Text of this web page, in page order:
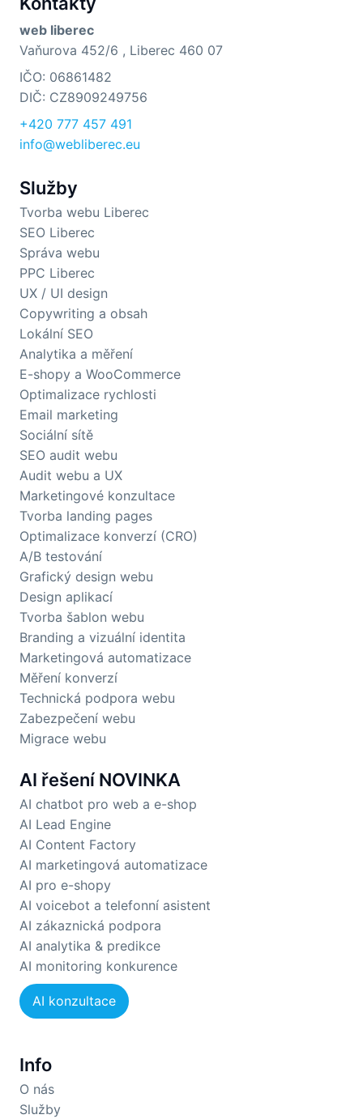
web liberec
Vaňurova 452/6 , Liberec 460 07
IČO: 06861482
DIČ: CZ8909249756
+420 777 457 491
info@webliberec.eu
Služby
Tvorba webu Liberec
SEO Liberec
Správa webu
PPC Liberec
UX / UI design
Copywriting a obsah
Lokální SEO
Analytika a měření
E-shopy a WooCommerce
Optimalizace rychlosti
Email marketing
Sociální sítě
SEO audit webu
Audit webu a UX
Marketingové konzultace
Tvorba landing pages
Optimalizace konverzí (CRO)
A/B testování
Grafický design webu
Design aplikací
Tvorba šablon webu
Branding a vizuální identita
Marketingová automatizace
Měření konverzí
Technická podpora webu
Zabezpečení webu
Migrace webu
AI řešení NOVINKA
AI chatbot pro web a e-shop
AI Lead Engine
AI Content Factory
AI marketingová automatizace
AI pro e-shopy
AI voicebot a telefonní asistent
AI zákaznická podpora
AI analytika & predikce
AI monitoring konkurence
AI konzultace
Info
O nás
Služby